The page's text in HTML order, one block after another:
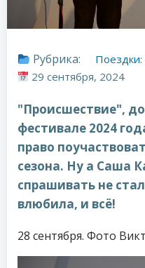
Рубрика:
29 сентября, 2024
"Происшествие",
фестивале 2024
право
сезона. Ну а Саша
спрашивать не
влюбила, и всё!
28 сентября. Фото